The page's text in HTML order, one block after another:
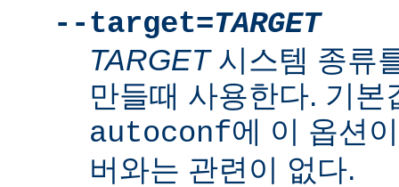
--target=TARGET
TARGET시스템 종류
만들때 사용한다. 기
autoconf에 이 옵션
버와는 관련이 없다.